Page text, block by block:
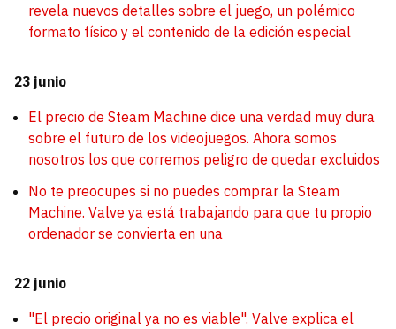
revela nuevos detalles sobre el juego, un polémico
formato físico y el contenido de la edición especial
23 junio
El precio de Steam Machine dice una verdad muy dura
sobre el futuro de los videojuegos. Ahora somos
nosotros los que corremos peligro de quedar excluidos
No te preocupes si no puedes comprar la Steam
Machine. Valve ya está trabajando para que tu propio
ordenador se convierta en una
22 junio
"El precio original ya no es viable". Valve explica el